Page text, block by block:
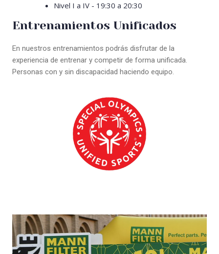
Nivel I a IV - 19:30 a 20:30
Entrenamientos Unificados
En nuestros entrenamientos podrás disfrutar de la
experiencia de entrenar y competir de forma unificada.
Personas con y sin discapacidad haciendo equipo.